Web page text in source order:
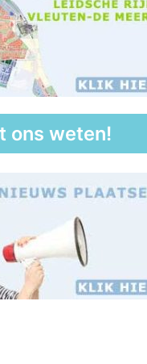
ons weten!